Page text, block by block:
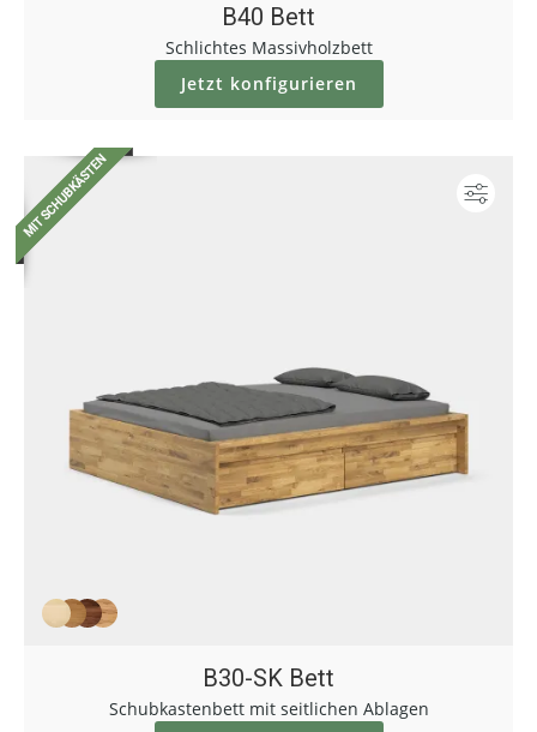
B40 Bett
Schlichtes Massivholzbett
Jetzt konfigurieren
B30-SK Bett
Schubkastenbett mit seitlichen Ablagen